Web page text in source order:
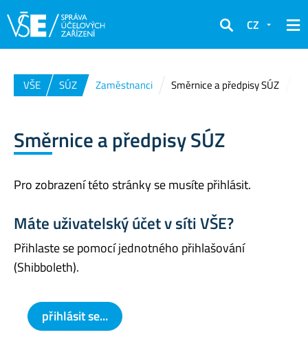
Hledat
CZ
VŠE SÚZ Zaměstnanci Směrnice a předpisy SÚZ
Směrnice a předpisy SÚZ
Pro zobrazení této stránky se musíte přihlásit.
Máte uživatelský účet v síti VŠE?
Přihlaste se pomocí jednotného přihlašování
(Shibboleth).
přihlásit se...